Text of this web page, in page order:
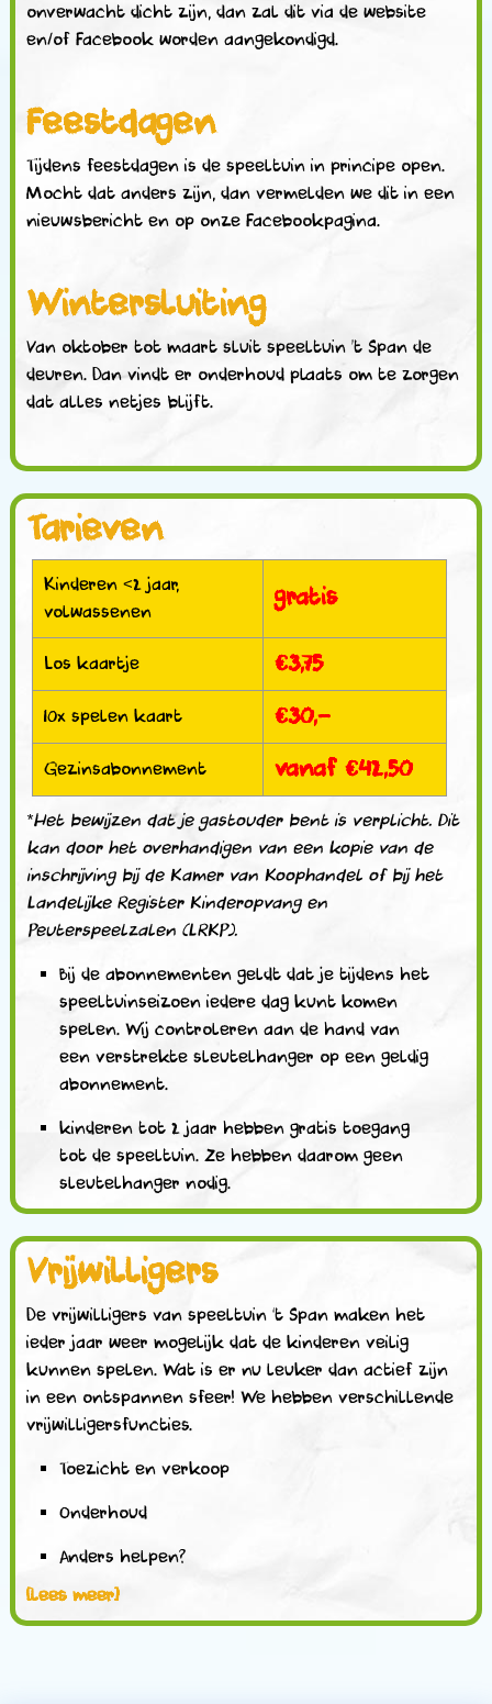
onverwacht dicht zijn, dan zal dit via de website
en/of Facebook worden aangekondigd.
Feestdagen
Tijdens feestdagen is de speeltuin in principe open.
Mocht dat anders zijn, dan vermelden we dit in een
nieuwsbericht en op onze Facebookpagina.
Wintersluiting
Van oktober tot maart sluit speeltuin ’t Span de
deuren. Dan vindt er onderhoud plaats om te zorgen
dat alles netjes blijft.
Tarieven
Kinderen <2 jaar,
volwassenen
gratis
Los kaartje €3,75
10x spelen kaart €30,-
Gezinsabonnement vanaf €42,50
*Het bewijzen dat je gastouder bent is verplicht. Dit
kan door het overhandigen van een kopie van de
inschrijving bij de Kamer van Koophandel of bij het
Landelijke Register Kinderopvang en
Peuterspeelzalen (LRKP).
Bij de abonnementen geldt dat je tijdens het
speeltuinseizoen iedere dag kunt komen
spelen. Wij controleren aan de hand van
een verstrekte sleutelhanger op een geldig
abonnement.
kinderen tot 2 jaar hebben gratis toegang
tot de speeltuin. Ze hebben daarom geen
sleutelhanger nodig.
Vrijwilligers
De vrijwilligers van speeltuin ‘t Span maken het
ieder jaar weer mogelijk dat de kinderen veilig
kunnen spelen. Wat is er nu leuker dan actief zijn
in een ontspannen sfeer! We hebben verschillende
vrijwilligersfuncties.
Toezicht en verkoop
Onderhoud
Anders helpen?
[lees meer]